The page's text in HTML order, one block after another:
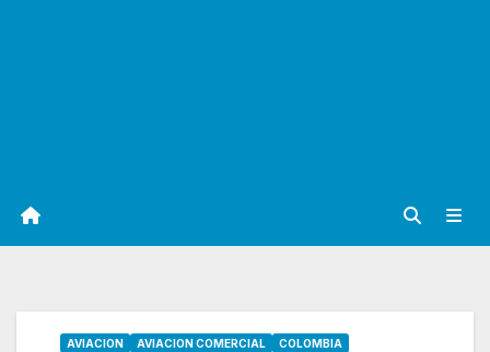
AVIACION AVIACION COMERCIAL COLOMBIA